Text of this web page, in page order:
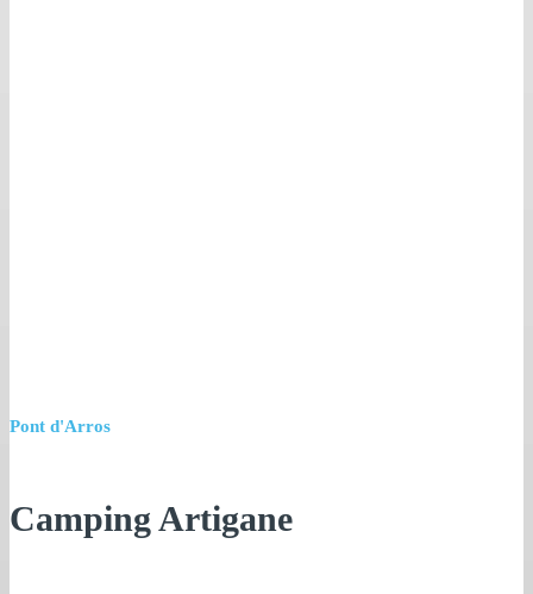
Pont d'Arros
Camping Artigane